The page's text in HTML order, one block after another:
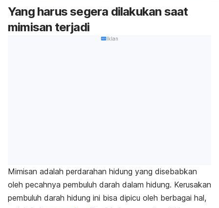
Yang harus segera dilakukan saat
mimisan terjadi
Iklan
Mimisan adalah perdarahan hidung yang disebabkan
oleh pecahnya pembuluh darah dalam hidung. Kerusakan
pembuluh darah hidung ini bisa dipicu oleh berbagai hal,